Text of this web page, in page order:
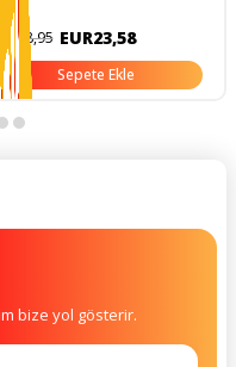
EUR23,58
Sepete Ekle
bize yol gösterir.